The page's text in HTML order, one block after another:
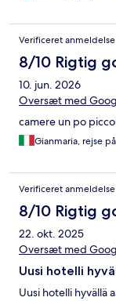
Verificeret anmeldelse
8/10 Rigtig
10. jun. 2026
Oversæt med
camere un po
Gianmaria, rejse
Verificeret anmeldelse
8/10 Rigtig
22. okt. 2025
Oversæt med
Uusi hotelli
Uusi hotelli hyvällä